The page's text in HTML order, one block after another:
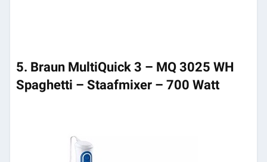
5. Braun MultiQuick 3 – MQ 3025 WH
Spaghetti – Staafmixer – 700 Watt